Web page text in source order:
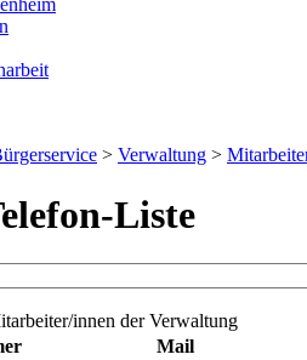
> Verwaltung >
Liste
innen der Verwaltung
Mail